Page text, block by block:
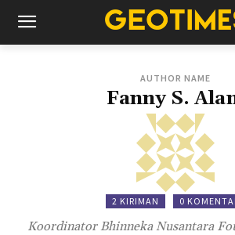
AUTHOR NAME
Fanny S.
2 KIRIMAN 0
Koordinator Bhinneka Nusantara